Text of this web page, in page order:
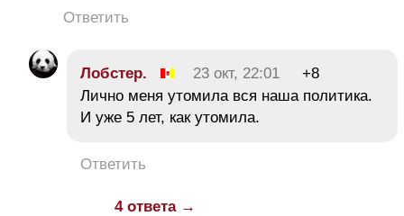
Ответить
Лобстер. 23 окт, 22:01
+8
Лично меня утомила вся наша политика.
И уже 5 лет, как утомила.
Ответить
4 ответа →